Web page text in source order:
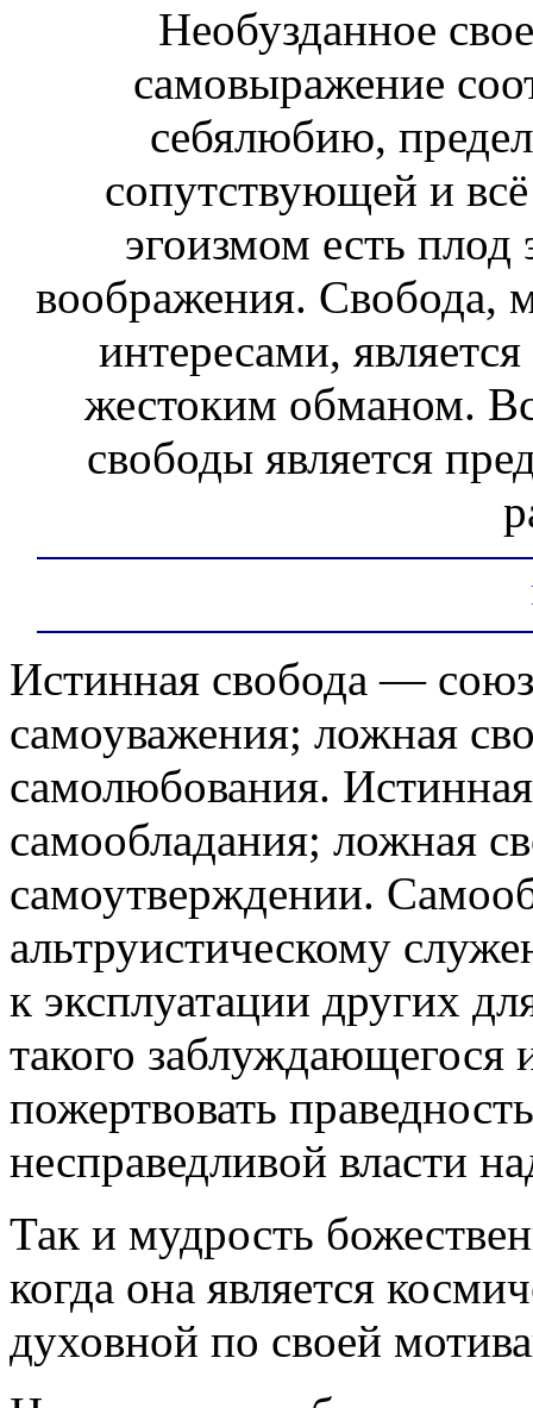
Необузданное
самовыражение
себялюбию,
сопутствующей и
эгоизмом есть плод
воображения. Свобода,
интересами,
жестоким обманом.
свободы является
Истинная свобода —
самоуважения; ложная
самолюбования.
самообладания; ложная
самоутверждении.
альтруистическому
к эксплуатации других
такого заблуждающегося
пожертвовать
несправедливой власти
Так и мудрость
когда она является
духовной по своей